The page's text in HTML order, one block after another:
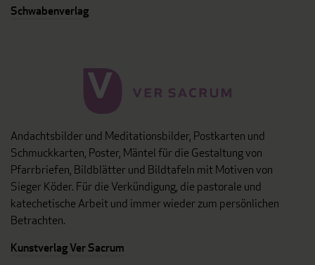
Schwabenverlag
Andachtsbilder und Meditationsbilder, Postkarten und
Schmuckkarten, Poster, Mäntel für die Gestaltung von
Pfarrbriefen, Bildblätter und Bildtafeln mit Motiven von
Sieger Köder. Für die Verkündigung, die pastorale und
katechetische Arbeit und immer wieder zum persönlichen
Betrachten.
Kunstverlag Ver Sacrum